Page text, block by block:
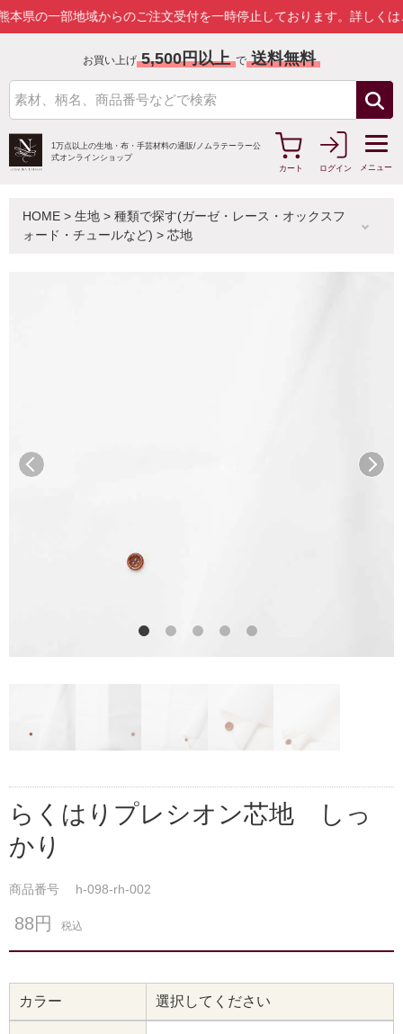
部地域からのご注文受付を一時停止しております。詳しくはこちら
お買い上げ 5,500円以上 で 送料無料
1万点以上の生地・布・手芸材料の通販/ ノムラテーラー公
式オンラインショップ
カート
ログイン メニュー
HOME > 生地 > 種類で探す(ガーゼ・レース・オックスフ
ォード・チュールなど) > 芯地
前へ 次へ
らくはりプレシオン芯地 しっ
かり
商品番号 h-098-rh-002
88円 税込
カラー 選択してください